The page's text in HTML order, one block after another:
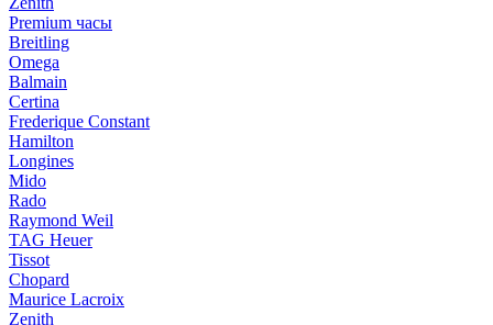
Premium часы
Breitling
Omega
Balmain
Certina
Frederique Constant
Hamilton
Longines
Mido
Rado
Raymond Weil
TAG Heuer
Tissot
Chopard
Maurice Lacroix
Zenith